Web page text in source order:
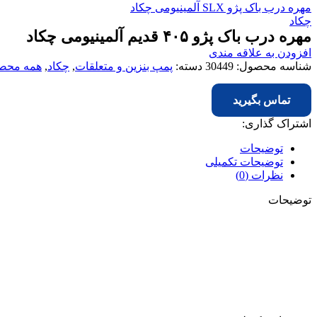
مهره درب باک پژو SLX آلمینیومی چکاد
چکاد
مهره درب باک پژو ۴۰۵ قدیم آلمینیومی چکاد
افزودن به علاقه مندی
شناسه محصول: 30449 دسته: پمپ بنزین و متعلقات, چکاد, همه
تماس بگیرید
اشتراک گذاری:
توضیحات
توضیحات تکمیلی
نظرات (0)
توضیحات